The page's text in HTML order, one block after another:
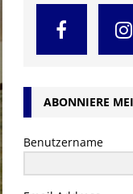
ABONNIERE
Benutzername